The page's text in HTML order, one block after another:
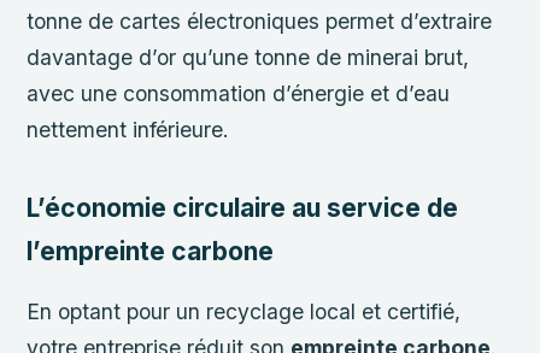
tonne de cartes électroniques permet d’extraire
davantage d’or qu’une tonne de minerai brut,
avec une consommation d’énergie et d’eau
nettement inférieure.
L’économie circulaire au service de
l’empreinte carbone
En optant pour un recyclage local et certifié,
votre entreprise réduit son empreinte carbone.